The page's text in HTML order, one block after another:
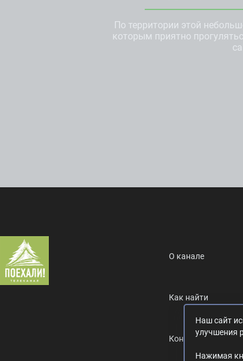
По территории этой
которым приятно
О канале
Как найти
Контакты
Наш сайт
улучшения
Нажимая